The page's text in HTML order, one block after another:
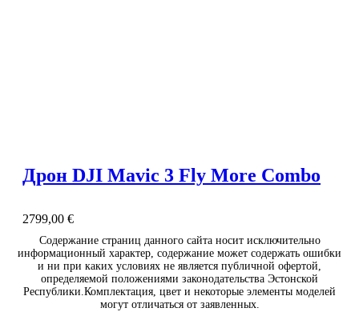
Дрон DJI Mavic 3 Fly More Combo
2799,00 €
Содержание страниц данного сайта носит исключительно
информационный характер, содержание может содержать ошибки
и ни при каких условиях не является публичной офертой,
определяемой положениями законодательства Эстонской
Республики.Комплектация, цвет и некоторые элементы моделей
могут отличаться от заявленных.